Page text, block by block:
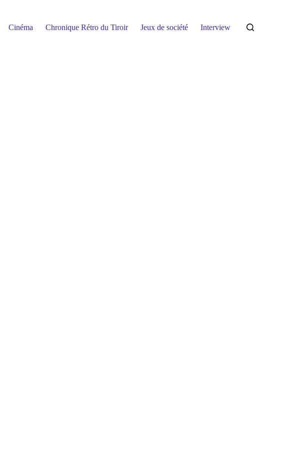
Cinéma Chronique Rétro du Tiroir Jeux de société Interview